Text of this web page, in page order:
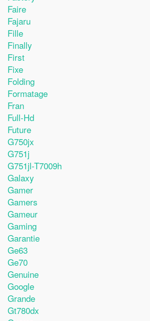
Faire
Fajaru
Fille
Finally
First
Fixe
Folding
Formatage
Fran
Full-Hd
Future
G750jx
G751j
G751jl-T7009h
Galaxy
Gamer
Gamers
Gameur
Gaming
Garantie
Ge63
Ge70
Genuine
Google
Grande
Gt780dx